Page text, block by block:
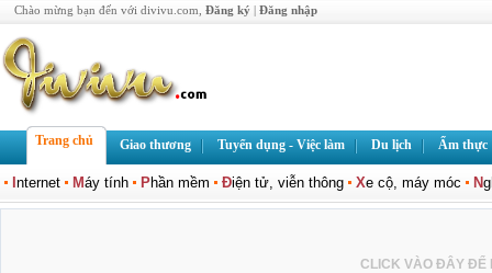
Chào mừng bạn đến với divivu.com, Đăng ký | Đăng nhập
Trang chủ Giao thương Tuyển dụng - Việc làm Du lịch Ẩm thực
nternet Máy tính Phần mềm Điện tử, viễn thông Xe cộ, máy móc N
CLICK VÀO ĐÂY ĐỂ